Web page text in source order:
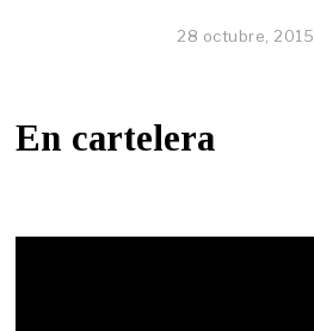
28 octubre, 2015
En cartelera